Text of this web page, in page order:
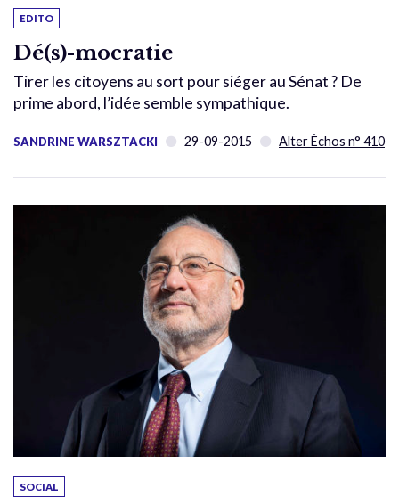
EDITO
Dé(s)-mocratie
Tirer les citoyens au sort pour siéger au Sénat ? De
prime abord, l’idée semble sympathique.
SANDRINE WARSZTACKI 29-09-2015 Alter Échos n° 410
SOCIAL